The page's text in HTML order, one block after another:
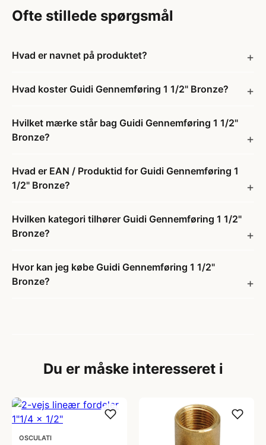
Ofte stillede spørgsmål
Hvad er navnet på produktet?
Hvad koster Guidi Gennemføring 1 1/2" Bronze?
Hvilket mærke står bag Guidi Gennemføring 1 1/2"
Bronze?
Hvad er EAN / Produktid for Guidi Gennemføring 1
1/2" Bronze?
Hvilken kategori tilhører Guidi Gennemføring 1 1/2"
Bronze?
Hvor kan jeg købe Guidi Gennemføring 1 1/2"
Bronze?
Du er måske interesseret i
OSCULATI